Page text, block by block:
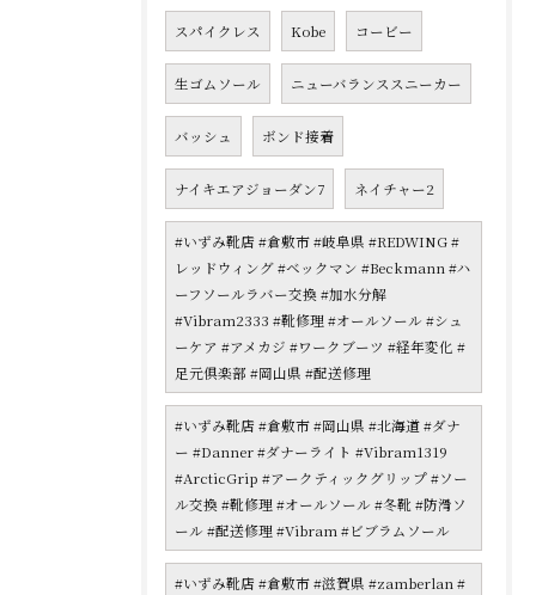
スパイクレス Kobe コービー
生ゴムソール ニューバランススニーカー
バッシュ ボンド接着
ナイキエアジョーダン7 ネイチャー2
#いずみ靴店 #倉敷市 #岐阜県 #REDWING #
レッドウィング #ベックマン #Beckmann #ハ
ーフソールラバー交換 #加水分解
#Vibram2333 #靴修理 #オールソール #シュ
ーケア #アメカジ #ワークブーツ #経年変化 #
足元倶楽部 #岡山県 #配送修理
#いずみ靴店 #倉敷市 #岡山県 #北海道 #ダナ
ー #Danner #ダナーライト #Vibram1319
#ArcticGrip #アークティックグリップ #ソー
ル交換 #靴修理 #オールソール #冬靴 #防滑ソ
ール #配送修理 #Vibram #ビブラムソール
#いずみ靴店 #倉敷市 #滋賀県 #zamberlan #